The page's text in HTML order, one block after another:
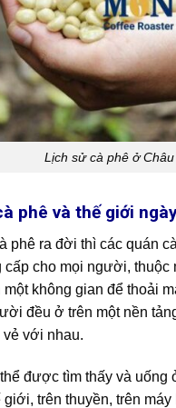
Lịch sử cà phê ở
phê và thế giới
phê ra đời thì các quán
cấp cho mọi người, thuộc
một không gian để thoải
đều ở trên một nền
với nhau.
được tìm thấy và uống
giới, trên thuyền, trên